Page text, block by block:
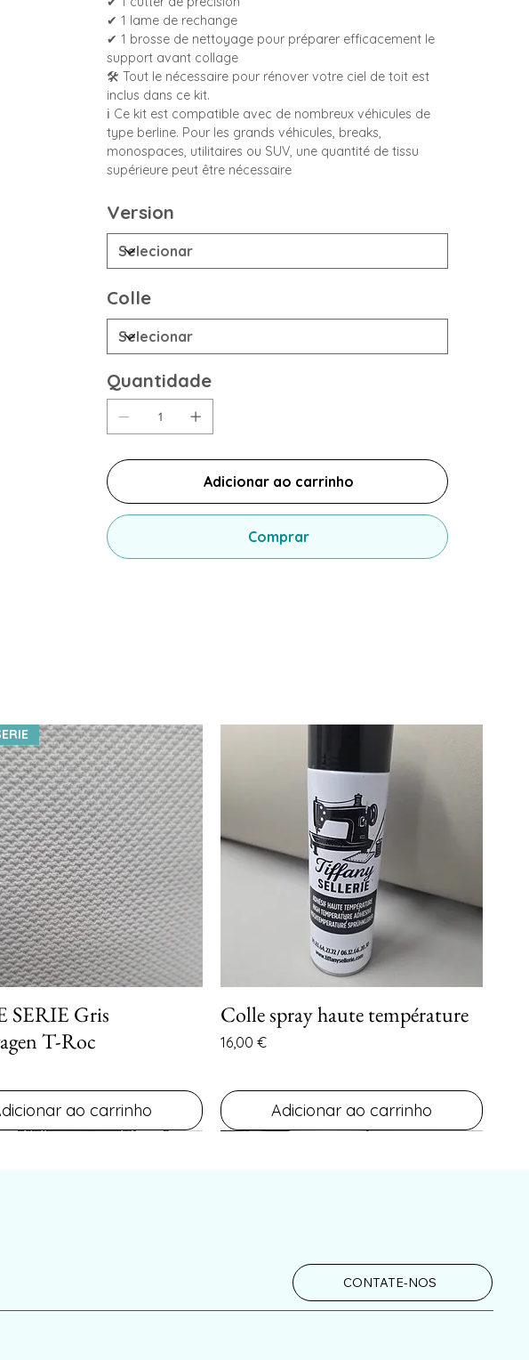
✔ 1 lame de rechange
✔ 1 brosse de nettoyage pour préparer efficacement le
support avant collage
🛠️ Tout le nécessaire pour rénover votre ciel de toit est
inclus dans ce kit.
ℹ️ Ce kit est compatible avec de nombreux véhicules de
type berline. Pour les grands véhicules, breaks,
monospaces, utilitaires ou SUV, une quantité de tissu
supérieure peut être nécessaire
Version
Colle
Quantidade
Adicionar ao carrinho
Comprar
Visualização rápida
SERIE Gris
T-Roc
ao carrinho
Visualização rápida
Colle spray haute température
Preço
16,00 €
Adicionar ao carrinho
CONTATE-NOS